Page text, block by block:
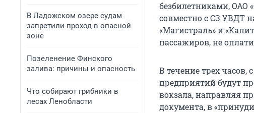
В Ладожском озере судам
запретили проход в опасной
зоне
Позеленение Финского
залива: причины и опасность
Что собирают грибники в
лесах Ленобласти
безбилетниками, ОАО
совместно с СЗ УВДТ
«Магистраль» и
пассажиров, не
В течение трех часов,
предприятий будут
вокзала, направляя
документа, в